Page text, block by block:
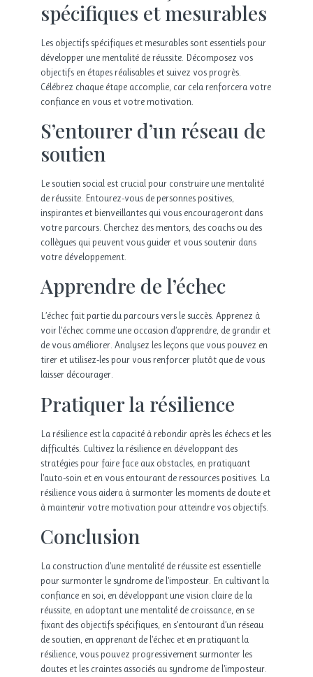
spécifiques et mesurables
Les objectifs spécifiques et mesurables sont essentiels pour
développer une mentalité de réussite. Décomposez vos
objectifs en étapes réalisables et suivez vos progrès.
Célébrez chaque étape accomplie, car cela renforcera votre
confiance en vous et votre motivation.
S’entourer d’un réseau de
soutien
Le soutien social est crucial pour construire une mentalité
de réussite. Entourez-vous de personnes positives,
inspirantes et bienveillantes qui vous encourageront dans
votre parcours. Cherchez des mentors, des coachs ou des
collègues qui peuvent vous guider et vous soutenir dans
votre développement.
Apprendre de l’échec
L’échec fait partie du parcours vers le succès. Apprenez à
voir l’échec comme une occasion d’apprendre, de grandir et
de vous améliorer. Analysez les leçons que vous pouvez en
tirer et utilisez-les pour vous renforcer plutôt que de vous
laisser décourager.
Pratiquer la résilience
La résilience est la capacité à rebondir après les échecs et les
difficultés. Cultivez la résilience en développant des
stratégies pour faire face aux obstacles, en pratiquant
l’auto-soin et en vous entourant de ressources positives. La
résilience vous aidera à surmonter les moments de doute et
à maintenir votre motivation pour atteindre vos objectifs.
Conclusion
La construction d’une mentalité de réussite est essentielle
pour surmonter le syndrome de l’imposteur. En cultivant la
confiance en soi, en développant une vision claire de la
réussite, en adoptant une mentalité de croissance, en se
fixant des objectifs spécifiques, en s’entourant d’un réseau
de soutien, en apprenant de l’échec et en pratiquant la
résilience, vous pouvez progressivement surmonter les
doutes et les craintes associés au syndrome de l’imposteur.